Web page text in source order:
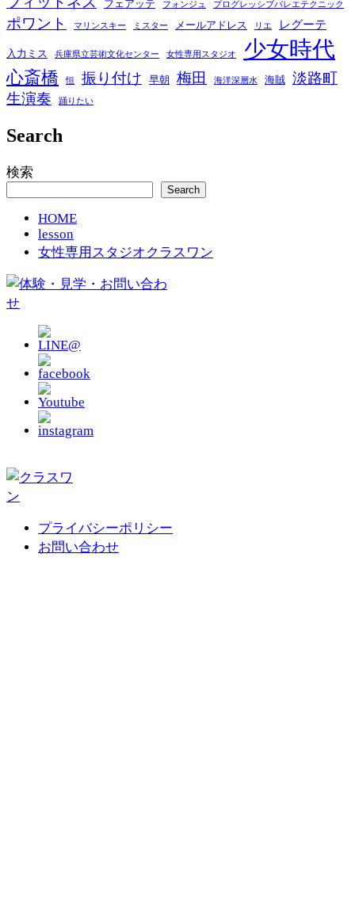
フェアッテ フォンジュ プログレッシブバレエテクニック
ポワント マリンスキー ミスター メールアドレス リエ レグーテ
入力ミス 兵庫県立芸術文化センター 女性専用スタジオ 少女時代
心斎橋 恒 振り付け 早朝 梅田 海洋深層水 海賊 淡路町
生演奏
踊りたい
Search
検索
Search
HOME
lesson
女性専用スタジオクラスワン
プライバシーポリシー
お問い合わせ